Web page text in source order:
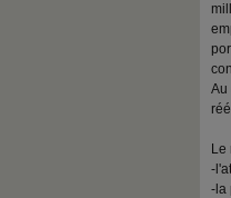
Au
Le
-
-la